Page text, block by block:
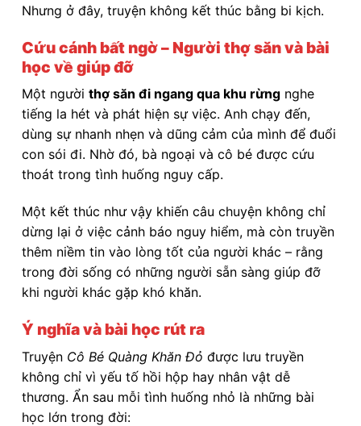
Nhưng ở đây, truyện không kết thúc bằng bi kịch.
Cứu cánh bất ngờ – Người thợ săn và bài
học về giúp đỡ
Một người thợ săn đi ngang qua khu rừng nghe
tiếng la hét và phát hiện sự việc. Anh chạy đến,
dùng sự nhanh nhẹn và dũng cảm của mình để đuổi
con sói đi. Nhờ đó, bà ngoại và cô bé được cứu
thoát trong tình huống nguy cấp.
Một kết thúc như vậy khiến câu chuyện không chỉ
dừng lại ở việc cảnh báo nguy hiểm, mà còn truyền
thêm niềm tin vào lòng tốt của người khác – rằng
trong đời sống có những người sẵn sàng giúp đỡ
khi người khác gặp khó khăn.
Ý nghĩa và bài học rút ra
Truyện Cô Bé Quàng Khăn Đỏ được lưu truyền
không chỉ vì yếu tố hồi hộp hay nhân vật dễ
thương. Ẩn sau mỗi tình huống nhỏ là những bài
học lớn trong đời: